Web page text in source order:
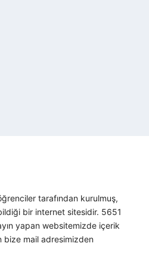
tarafından kurulmuş,
bir internet sitesidir. 5651
yapan websitemizde içerik
bize mail adresimizden